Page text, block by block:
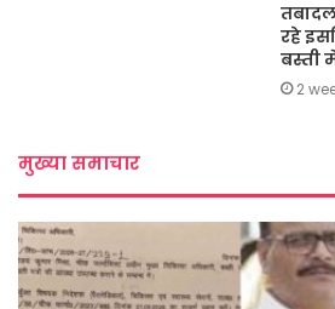
रहे
बस्ती
2
मुख्या समाचार